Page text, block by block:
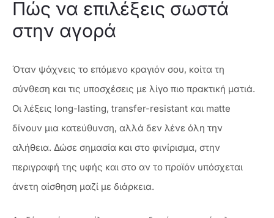
Πώς να επιλέξεις σωστά
στην αγορά
Όταν ψάχνεις το επόμενο κραγιόν σου, κοίτα τη
σύνθεση και τις υποσχέσεις με λίγο πιο πρακτική ματιά.
Οι λέξεις long-lasting, transfer-resistant και matte
δίνουν μια κατεύθυνση, αλλά δεν λένε όλη την
αλήθεια. Δώσε σημασία και στο φινίρισμα, στην
περιγραφή της υφής και στο αν το προϊόν υπόσχεται
άνετη αίσθηση μαζί με διάρκεια.